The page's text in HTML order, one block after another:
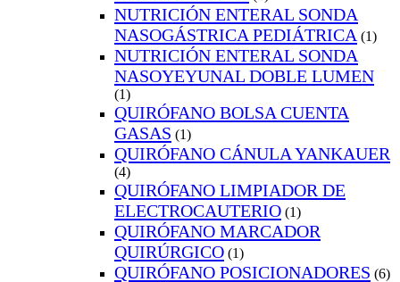
NUTRICIÓN ENTERAL SONDA
NASOGÁSTRICA PEDIÁTRICA (1)
NUTRICIÓN ENTERAL SONDA
NASOYEYUNAL DOBLE LUMEN
(1)
QUIRÓFANO BOLSA CUENTA
GASAS (1)
QUIRÓFANO CÁNULA YANKAUER
(4)
QUIRÓFANO LIMPIADOR DE
ELECTROCAUTERIO (1)
QUIRÓFANO MARCADOR
QUIRÚRGICO (1)
QUIRÓFANO POSICIONADORES (6)